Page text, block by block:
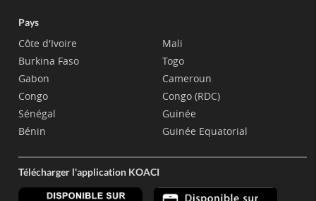
Pays
Côte d'Ivoire
Burkina Faso
Gabon
Congo
Sénégal
Bénin
Mali
Togo
Cameroun
Congo (RDC)
Guinée
Guinée Equatorial
Télécharger l'application KOACI